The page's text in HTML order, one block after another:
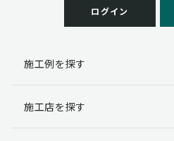
ログイン
施工例を探す
施工店を探す